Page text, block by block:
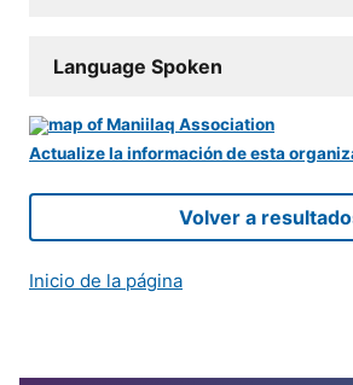
Language Spoken
Actualize la información de esta
Volver a
Inicio de la página